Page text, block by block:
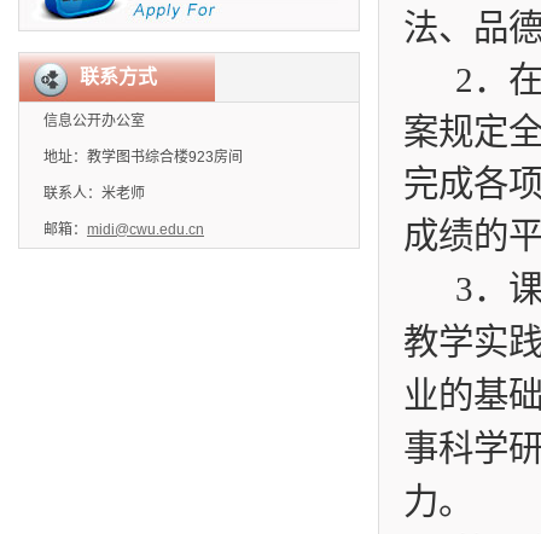
联系方式
信息公开办公室
地址：教学图书综合楼923房间
联系人：米老师
邮箱： midi@cwu.edu.cn
法、品
2．
案规定
完成各
成绩的
3．
教学实
业的基
事科学
力。